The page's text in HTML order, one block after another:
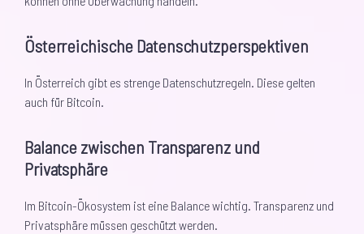
Österreichische Datenschutzperspektiven
In Österreich gibt es strenge Datenschutzregeln. Diese gelten
auch für Bitcoin.
Balance zwischen Transparenz und
Privatsphäre
Im Bitcoin-Ökosystem ist eine Balance wichtig. Transparenz und
Privatsphäre müssen geschützt werden.